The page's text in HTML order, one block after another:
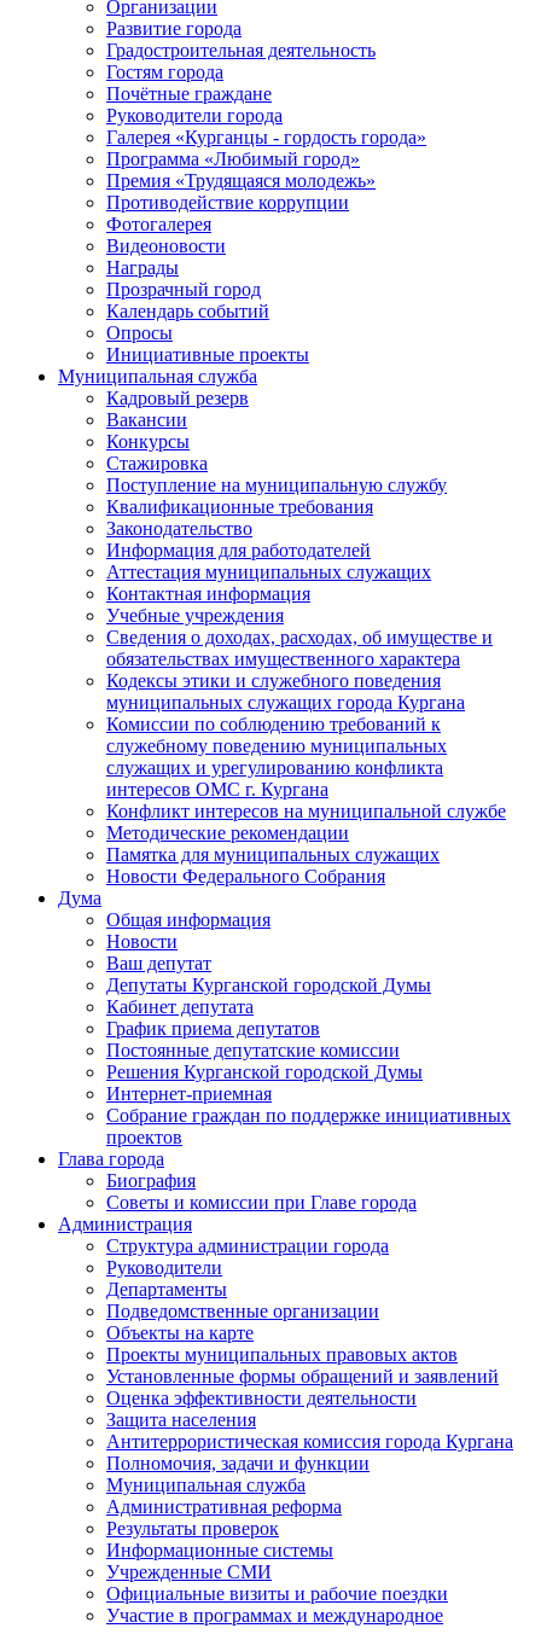
Организации
Развитие города
Градостроительная деятельность
Гостям города
Почётные граждане
Руководители города
Галерея «Курганцы - гордость города»
Программа «Любимый город»
Премия «Трудящаяся молодежь»
Противодействие коррупции
Фотогалерея
Видеоновости
Награды
Прозрачный город
Календарь событий
Опросы
Инициативные проекты
Муниципальная служба
Кадровый резерв
Вакансии
Конкурсы
Стажировка
Поступление на муниципальную службу
Квалификационные требования
Законодательство
Информация для работодателей
Аттестация муниципальных служащих
Контактная информация
Учебные учреждения
Сведения о доходах, расходах, об имуществе и
обязательствах имущественного характера
Кодексы этики и служебного поведения
муниципальных служащих города Кургана
Комиссии по соблюдению требований к
служебному поведению муниципальных
служащих и урегулированию конфликта
интересов ОМС г. Кургана
Конфликт интересов на муниципальной службе
Методические рекомендации
Памятка для муниципальных служащих
Новости Федерального Cобрания
Дума
Общая информация
Новости
Ваш депутат
Депутаты Курганской городской Думы
Кабинет депутата
График приема депутатов
Постоянные депутатские комиссии
Решения Курганской городской Думы
Интернет-приемная
Собрание граждан по поддержке инициативных
проектов
Глава города
Биография
Советы и комиссии при Главе города
Администрация
Структура администрации города
Руководители
Департаменты
Подведомственные организации
Объекты на карте
Проекты муниципальных правовых актов
Установленные формы обращений и заявлений
Оценка эффективности деятельности
Защита населения
Антитеррористическая комиссия города Кургана
Полномочия, задачи и функции
Муниципальная служба
Административная реформа
Результаты проверок
Информационные системы
Учрежденные СМИ
Официальные визиты и рабочие поездки
Участие в программах и международное